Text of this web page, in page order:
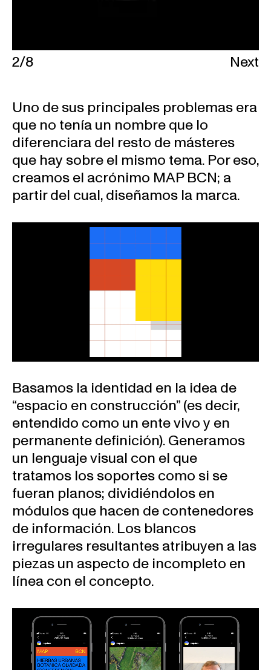
Next
2/8
Uno de sus principales problemas era
que no tenía un nombre que lo
diferenciara del resto de másteres
que hay sobre el mismo tema. Por eso,
creamos el acrónimo MAP BCN; a
partir del cual, diseñamos la marca.
Basamos la identidad en la idea de
“espacio en construcción” (es decir,
entendido como un ente vivo y en
permanente definición). Generamos
un lenguaje visual con el que
tratamos los soportes como si se
fueran planos; dividiéndolos en
módulos que hacen de contenedores
de información. Los blancos
irregulares resultantes atribuyen a las
piezas un aspecto de incompleto en
línea con el concepto.